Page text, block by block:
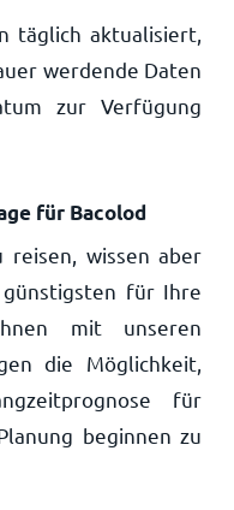
täglich aktualisiert,
werdende Daten
zur Verfügung
für Bacolod
reisen, wissen aber
für Ihre
mit unseren
die Möglichkeit,
für
beginnen zu